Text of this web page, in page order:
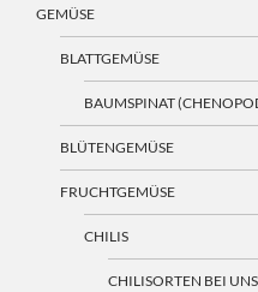
GEMÜSE
BLATTGEMÜSE
BAUMSPINAT
BLÜTENGEMÜSE
FRUCHTGEMÜSE
CHILIS
CHILISORTEN BEI UNS